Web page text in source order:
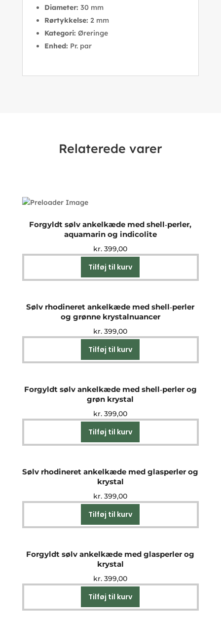
Diameter: 30 mm
Rørtykkelse: 2 mm
Kategori: Øreringe
Enhed: Pr. par
Relaterede varer
Forgyldt sølv ankelkæde med shell‑perler,
aquamarin og indicolite
kr. 399,00
Tilføj til kurv
Sølv rhodineret ankelkæde med shell‑perler
og grønne krystalnuancer
kr. 399,00
Tilføj til kurv
Forgyldt sølv ankelkæde med shell‑perler og
grøn krystal
kr. 399,00
Tilføj til kurv
Sølv rhodineret ankelkæde med glasperler og
krystal
kr. 399,00
Tilføj til kurv
Forgyldt sølv ankelkæde med glasperler og
krystal
kr. 399,00
Tilføj til kurv